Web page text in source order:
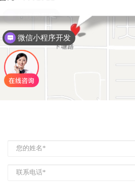
微信小程序开发
物联网开发